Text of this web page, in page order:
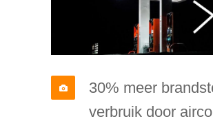
30% meer
verbruik door